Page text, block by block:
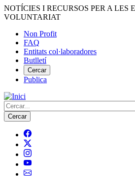
Vés
al
NOTÍCIES I RECURSOS PER A LES
VOLUNTARIAT
Menú
del
compte
d'usuari
Non Profit
FAQ
Entitats col·laboradores
Butlletí
Cercar
Publica
Cerca